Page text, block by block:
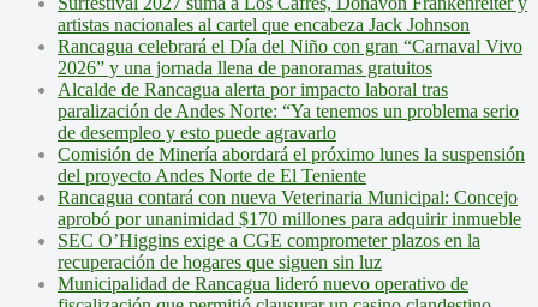
artistas nacionales al cartel que encabeza Jack Johnson
Rancagua celebrará el Día del Niño con gran “Carnaval Vivo
2026” y una jornada llena de panoramas gratuitos
Alcalde de Rancagua alerta por impacto laboral tras
paralización de Andes Norte: “Ya tenemos un problema serio
de desempleo y esto puede agravarlo
Comisión de Minería abordará el próximo lunes la suspensión
del proyecto Andes Norte de El Teniente
Rancagua contará con nueva Veterinaria Municipal: Concejo
aprobó por unanimidad $170 millones para adquirir inmueble
SEC O’Higgins exige a CGE comprometer plazos en la
recuperación de hogares que siguen sin luz
Municipalidad de Rancagua lideró nuevo operativo de